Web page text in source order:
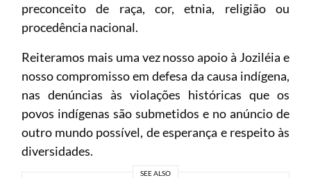
preconceito de raça, cor, etnia, religião ou
procedência nacional.
Reiteramos mais uma vez nosso apoio à Joziléia e
nosso compromisso em defesa da causa indígena,
nas denúncias às violações históricas que os
povos indígenas são submetidos e no anúncio de
outro mundo possível, de esperança e respeito às
diversidades.
SEE ALSO